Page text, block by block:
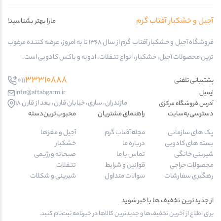
آجیل و خشکبار آفتاب گرم
مارا بهتر بشناسید!
فروشگاه آجیل و خشکبار آفتاب گرم از سال 1368 تا به امروز، عرضه کننده مرغوب
ترین محصولات آجیل، خشکبار، انواع تنقلات، ادویه و باکس کادویی است.
پشتیبانی تلفنی 01133310888
ایمیل
info@aftabgarm.ir
آدرس‌ فروشگاه مرکزی
مازندران، ساری، خیابان قارن، بعد از قارن 18
دسترسی‌به‌سایت
پک های سازمانی
بسته های کادویی
شیرینی خانگی
محصولات حراجی
رهگیری سفارشات
راهنمای مشتریان
مجله آفتاب گرم
درباره ما
تماس با ما
قوانین و شرایط
سوالات متداول
محبوب‌ترین‌دسته‌
آجیل و مغزها
خشکبار
صبحانه و رژیمی
تنقلات
شیرینی و شکلات
از جدیدترین تخفیف ها با خبر شوید
برای اطلاع از آخرین تخفیف‌ها و جدیدترین کالاها در خبرنامه ثبت‌نام کنید.